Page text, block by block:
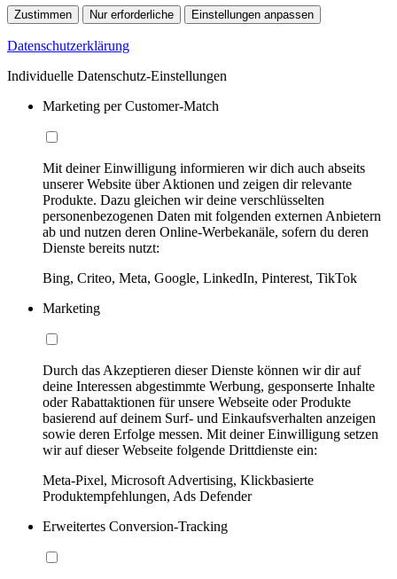
Zustimmen Nur erforderliche Einstellungen anpassen
Datenschutzerklärung
Individuelle Datenschutz-Einstellungen
Marketing per Customer-Match
Mit deiner Einwilligung informieren wir dich auch abseits
unserer Website über Aktionen und zeigen dir relevante
Produkte. Dazu gleichen wir deine verschlüsselten
personenbezogenen Daten mit folgenden externen Anbietern
ab und nutzen deren Online-Werbekanäle, sofern du deren
Dienste bereits nutzt:
Bing, Criteo, Meta, Google, LinkedIn, Pinterest, TikTok
Marketing
Durch das Akzeptieren dieser Dienste können wir dir auf
deine Interessen abgestimmte Werbung, gesponserte Inhalte
oder Rabattaktionen für unsere Webseite oder Produkte
basierend auf deinem Surf- und Einkaufsverhalten anzeigen
sowie deren Erfolge messen. Mit deiner Einwilligung setzen
wir auf dieser Webseite folgende Drittdienste ein:
Meta-Pixel, Microsoft Advertising, Klickbasierte
Produktempfehlungen, Ads Defender
Erweitertes Conversion-Tracking